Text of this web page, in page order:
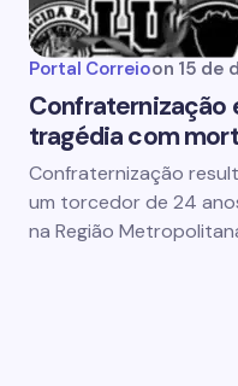
Portal Correioon 15 de
Confraternização
tragédia com
Confraternização
um torcedor de 24
na Região